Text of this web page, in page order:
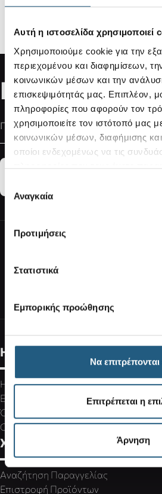
Αυτή η ιστοσελίδα χρησιμοποιεί
Χρησιμοποιούμε cookie για την
περιεχομένου και διαφημίσεων,
κοινωνικών μέσων και την
επισκεψιμότητάς μας. Επιπλέον,
πληροφορίες που αφορούν τον
χρησιμοποιείτε τον ιστότοπό μας
κοινωνικών μέσων, διαφήμισης
οποίοι ενδεχομένως να τις
πληροφορίες που τους έχετε
των υπηρεσιών τους.
συγκατάθεσης
Αναγκαία
Προτιμήσεις
Στατιστικά
Εμπορικής προώθησης
Να
Επιτρέπεται η
Άρνηση
Ασφαλείς
Κρυπτογραφημένη
Newsletter
Διεύθυνση Email
ΣΥΝΔΕΘΕΙΤΕ ΣΤΟΝ
Η Εταιρεία
Η Crocs
Ευκαιρίες Καριέρας
Όροι Χρήσης
Cookies Policy
Χρήσιμα links
Αναζήτηση Παραγγελίας
Επιστροφή Προϊόντων